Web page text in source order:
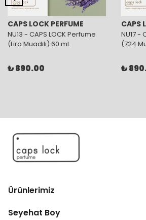
CAPS LOCK PERFUME
NU13 - CAPS LOCK Perfume
(Lira Muadili) 60 ml.
₺ 890.00
CAPS
NU17 -
(724
₺
Ürünlerimiz
Seyehat Boy